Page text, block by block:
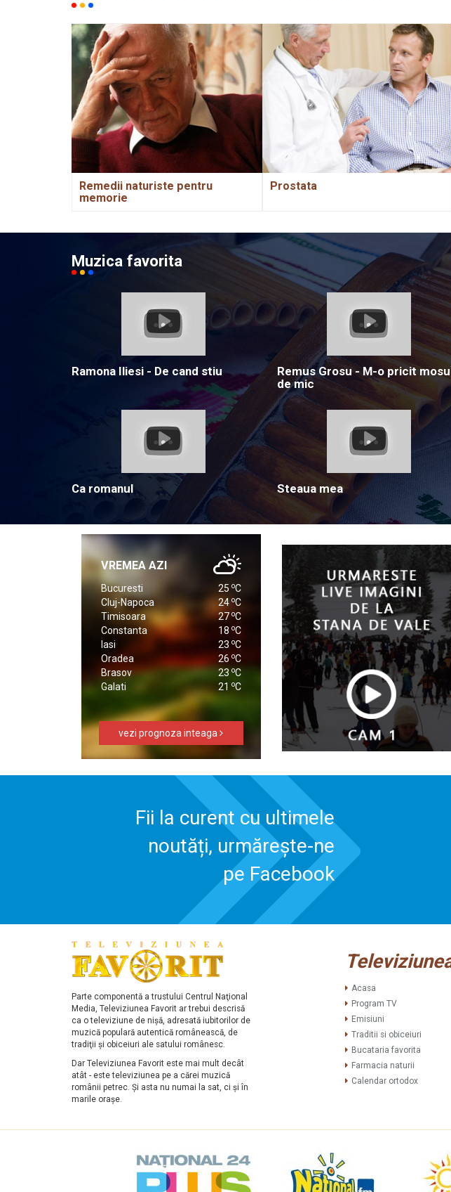
Remedii naturiste pentru
memorie
Prostata
Muzica favorita
Ramona Iliesi - De cand stiu
Remus Grosu - M-o pricit
de mic
Ca romanul Steaua mea
VREMEA AZI
Bucuresti 25 oC
Cluj-Napoca
24 oC
Timisoara
27oC
Constanta
18 oC
Iasi
23 oC
Oradea
26 oC
Brasov
23 oC
Galati
21 oC
vezi prognoza inteaga
Fii la curent cu ultimele
noutăți, urmărește-ne
pe Facebook
Parte componentă a trustului Centrul Naţional
Media, Televiziunea Favorit ar trebui descrisă
ca o televiziune de nişă, adresată iubitorilor de
muzică populară autentică românească, de
tradiţii şi obiceiuri ale satului românesc.
Dar Televiziunea Favorit este mai mult decât
atât - este televiziunea pe a cărei muzică
românii petrec. Şi asta nu numai la sat, ci şi în
marile oraşe.
Acasa
Program TV
Emisiuni
Traditii si obiceiuri
Bucataria favorita
Farmacia naturii
Calendar ortodox